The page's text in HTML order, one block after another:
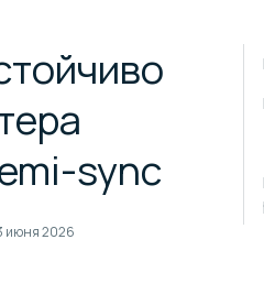
sync
июня 2026